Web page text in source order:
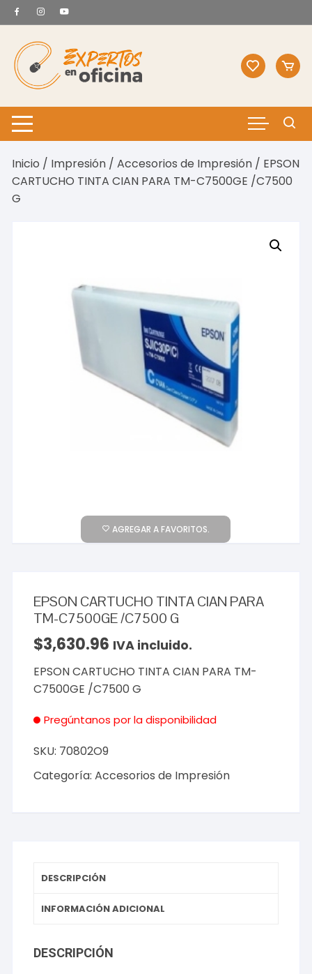
Saltar
al
contenido
Inicio / Impresión /Accesorios de Impresión / EPSON
CARTUCHO TINTA CIAN PARA TM-C7500GE /C7500
G
AGREGAR A FAVORITOS.
EPSON CARTUCHO TINTA CIAN PARA
TM-C7500GE /C7500 G
$3,630.96 IVA incluido.
EPSON CARTUCHO TINTA CIAN PARA TM-
C7500GE /C7500 G
Pregúntanos por la disponibilidad
SKU: 70802O9
Categoría:Accesorios de Impresión
DESCRIPCIÓN
INFORMACIÓN ADICIONAL
DESCRIPCIÓN